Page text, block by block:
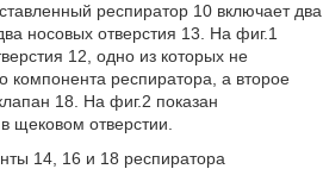
респиратор 10 включает два
носовых отверстия 13. На фиг.1
12, одно из которых не
компонента респиратора, а второе
18. На фиг.2 показан
щековом отверстии.
14, 16 и 18 респиратора